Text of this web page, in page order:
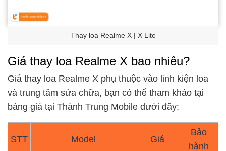
Thay loa Realme X | X Lite
Giá thay loa Realme X bao nhiêu?
Giá thay loa Realme X phụ thuộc vào linh kiện loa
và trung tâm sửa chữa, bạn có thể tham khảo tại
bảng giá tại Thành Trung Mobile dưới đây:
STT Model Giá
Bảo
hành